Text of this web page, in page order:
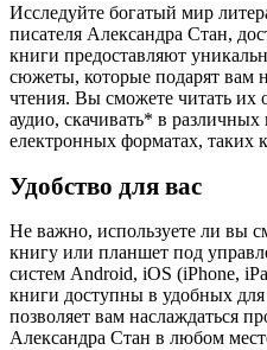
Исследуйте богатый мир
писателя Александра Стан,
книги предоставляют
сюжеты, которые подарят вам
чтения. Вы сможете читать их
аудио, скачивать* в
електронных форматах, таких
Удобство для вас
Не важно, используете ли вы
книгу или планшет под
систем Android, iOS (iPhone,
книги доступны в удобных
позволяет вам наслаждаться
Александра Стан в любом